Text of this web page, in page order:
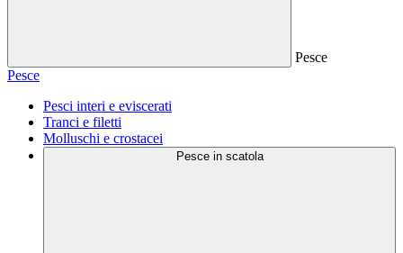
Pesce
Pesce
Pesci interi e eviscerati
Tranci e filetti
Molluschi e crostacei
Pesce in scatola